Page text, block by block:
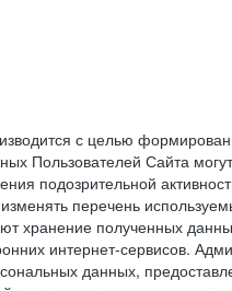
с целью
Пользователей Сайта
подозрительной
перечень
хранение полученных
интернет-сервисов.
данных,